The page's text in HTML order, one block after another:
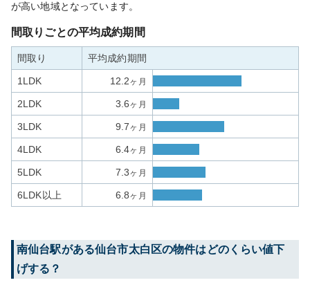
が高い地域となっています。
間取りごとの平均成約期間
間取り 平均成約期間
1LDK 12.2ヶ月
2LDK 3.6ヶ月
3LDK 9.7ヶ月
4LDK 6.4ヶ月
5LDK 7.3ヶ月
6LDK以上 6.8ヶ月
南仙台駅がある仙台市太白区の物件はどのくらい値下
げする？